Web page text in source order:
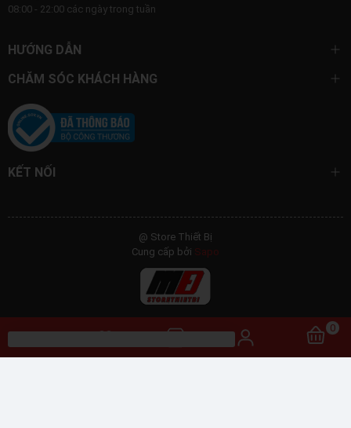
0
08:00 - 22:00 các ngày trong tuần
HƯỚNG DẪN
CHĂM SÓC KHÁCH HÀNG
KẾT NỐI
@ Store Thiết Bị
Cung cấp bởi Sapo